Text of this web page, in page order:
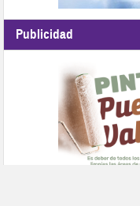
Publicidad